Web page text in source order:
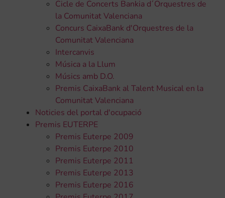
Cicle de Concerts Bankia d´Orquestres de
la Comunitat Valenciana
Concurs CaixaBank d'Orquestres de la
Comunitat Valenciana
Intercanvis
Música a la Llum
Músics amb D.O.
Premis CaixaBank al Talent Musical en la
Comunitat Valenciana
Noticies del portal d'ocupació
Premis EUTERPE
Premis Euterpe 2009
Premis Euterpe 2010
Premis Euterpe 2011
Premis Euterpe 2013
Premis Euterpe 2016